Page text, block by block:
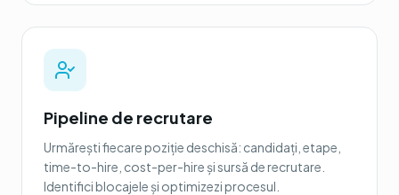
Pipeline de recrutare
Urmărești fiecare poziție deschisă: candidați, etape,
time-to-hire, cost-per-hire și sursă de recrutare.
Identifici blocajele și optimizezi procesul.